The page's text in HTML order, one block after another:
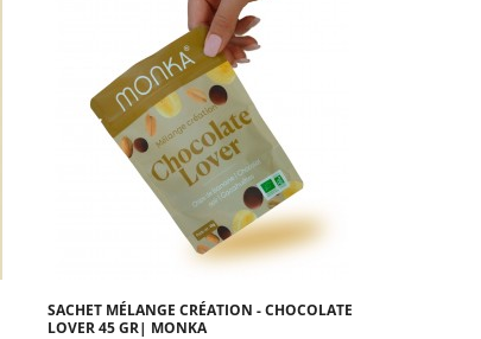
SACHET MÉLANGE CRÉATION - CHOCOLATE
LOVER 45 GR| MONKA